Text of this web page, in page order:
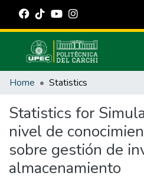
Communities & Collections
Estadísticas Externas
Manuales
Home Statistics
Statistics for
nivel de
sobre gestión de
almacenamiento